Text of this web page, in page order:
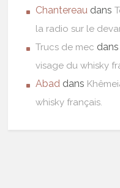
Chantereau dans
la radio sur le
Trucs de mec dans
visage du whisky
Abad dans
whisky français.